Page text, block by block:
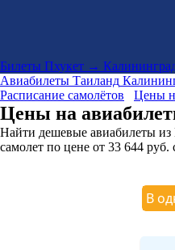
Билеты Пхукет →
Авиабилеты Таиланд
Расписание самолётов
Цены
Цены на
Найти дешевые авиабилеты из
самолет по цене от 33 644 руб.
В